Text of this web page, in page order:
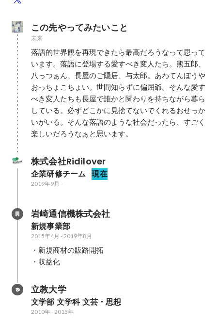
この先やってみたいこと
未来
落語的世界観を再現できたら最高だろうなって思って
います。落語に登場する愛すべき変人たち。熊五郎、
八っつぁん、長屋のご隠居、与太郎。あわてんぼうや
おっちょこちょい。世間知らずに偏屈爺。そんな愛す
べき変人たちも長屋で誰かと関わりを持ちながら暮ら
している。必ずどこかに見捨てないでくれるおせっか
いがいる。そんな落語のような社会だったら、すごく
株式会社Ridilover
企業研修チーム 現在
2019年9月 -
岩崎通信機株式会社
新規事業部
2015年4月 -2019年8月
・新規商材の販路開拓
・収益化
立教大学
文学部 文学科 文芸・思想
2010年-2015年